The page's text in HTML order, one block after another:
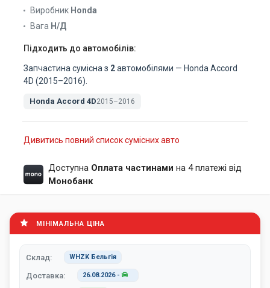
Виробник Honda
Вага Н/Д
Підходить до автомобілів:
Запчастина сумісна з 2автомобілями — Honda Accord
4D (2015–2016).
Honda Accord 4D2015–2016
Дивитись повний список сумісних авто
Доступна Оплата частинами на 4 платежі від
Монобанк
МІНІМАЛЬНА ЦІНА
Склад: WHZK Бельгія
Доставка: 26.08.2026-